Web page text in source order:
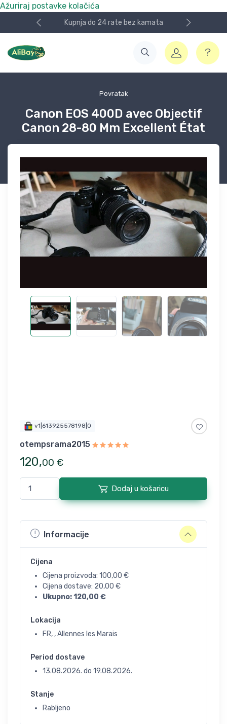
Ažuriraj postavke kolačića
Kupnja do 24 rate bez kamata
Povratak
Canon EOS 400D avec Objectif
Canon 28-80 Mm Excellent État
v1|613925578198|0
otempsrama2015
120,00 €
Dodaj u košaricu
Informacije
Cijena
Cijena proizvoda: 100,00 €
Cijena dostave: 20,00 €
Ukupno:120,00 €
Lokacija
FR, , Allennes les Marais
Period dostave
13.08.2026. do 19.08.2026.
Stanje
Rabljeno